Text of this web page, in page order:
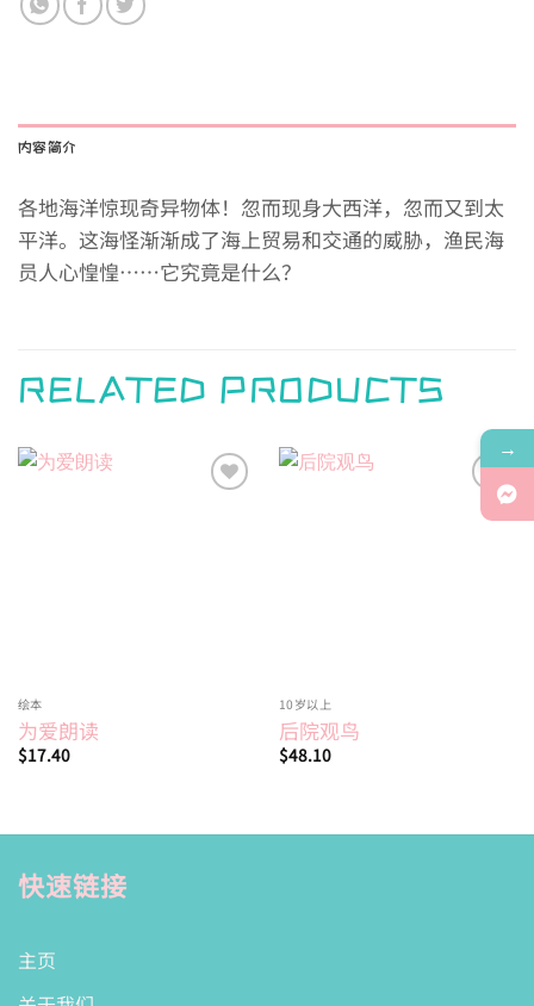
内容简介
各地海洋惊现奇异物体！忽而现身大西洋，忽而又到太
平洋。这海怪渐渐成了海上贸易和交通的威胁，渔民海
员人心惶惶……它究竟是什么？
RELATED PRODUCTS
绘本
为爱朗读
$17.40
Add to
wishlist
10岁以上
后院观鸟
$48.10
快速链接
主页
→